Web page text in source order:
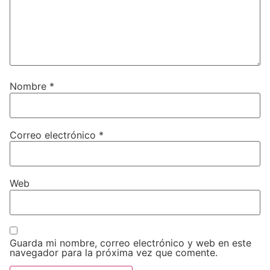
Nombre *
Correo electrónico *
Web
Guarda mi nombre, correo electrónico y web en este
navegador para la próxima vez que comente.